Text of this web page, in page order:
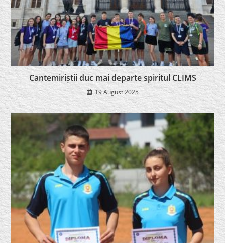
Cantemiriștii duc mai departe spiritul CLIMS
19 August 2025